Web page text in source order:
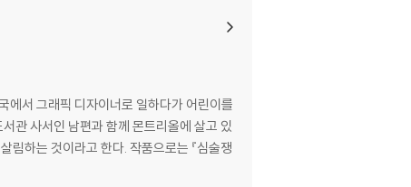
서 그래픽 디자이너로 일하다가 어린이를
관 사서인 남편과 함께 몬트리올에 살고 있
하는 것이라고 한다. 작품으로는 『심술쟁